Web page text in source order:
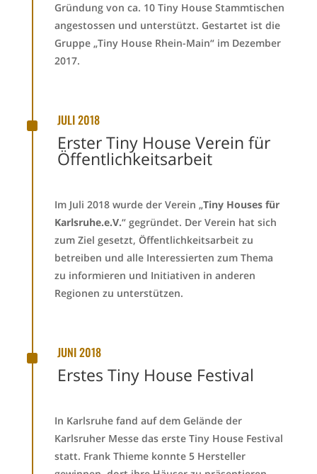
Gründung von ca. 10 Tiny House Stammtischen
angestossen und unterstützt. Gestartet ist die
Gruppe „Tiny House Rhein-Main“ im Dezember
2017.
^ JULI 2018
Erster Tiny House Verein für
Öffentlichkeitsarbeit
Im Juli 2018 wurde der Verein „Tiny Houses für
Karlsruhe.e.V.“ gegründet. Der Verein hat sich
zum Ziel gesetzt, Öffentlichkeitsarbeit zu
betreiben und alle Interessierten zum Thema
zu informieren und Initiativen in anderen
Regionen zu unterstützen.
^ JUNI 2018
Erstes Tiny House Festival
In Karlsruhe fand auf dem Gelände der
Karlsruher Messe das erste Tiny House Festival
statt. Frank Thieme konnte 5 Hersteller